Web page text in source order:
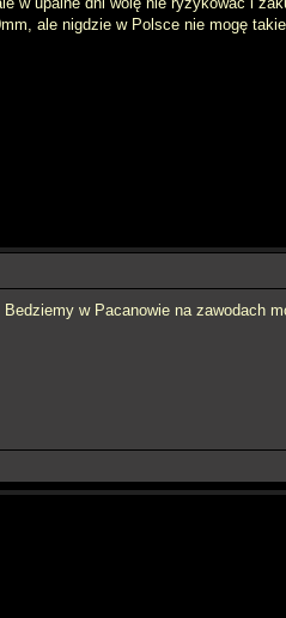
ale nigdzie w Polsce nie mogę
w Pacanowie na zawodach